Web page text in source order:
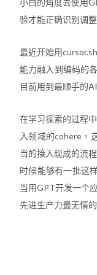
小白的角度去使用
验才能正确识别调
最近开始用
能力融入到编码的
目前用到最顺手的
在学习探索的过程
入领域的cohere，
当的接入现成的流
时候能够有一批这
当用GPT开发一个
先进生产力最无情